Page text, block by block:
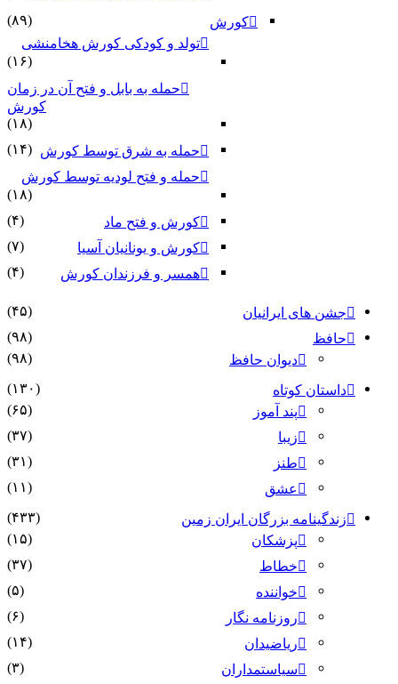
کورش
(۸۹)
تولد و کودکی کورش هخامنشی
(۱۶)
حمله به بابل و فتح آن در زمان
کورش
(۱۸)
حمله به شرق توسط کورش (۱۴)
حمله و فتح لودیه توسط کورش
(۱۸)
کورش و فتح ماد
(۴)
کورش و یونانیان آسیا
(۷)
همسر و فرزندان کورش
(۴)
جشن های ایرانیان
(۴۵)
حافظ
(۹۸)
دیوان حافظ
(۹۸)
داستان کوتاه
(۱۳۰)
پند آموز
(۶۵)
زیبا
(۳۷)
طنز
(۳۱)
عشق
(۱۱)
زندگینامه بزرگان ایران زمین
(۴۳۳)
پزشکان
(۱۵)
خطاط
(۳۷)
خواننده
(۵)
روزنامه نگار
(۶)
ریاضیدان
(۱۴)
سیاستمداران
(۳)